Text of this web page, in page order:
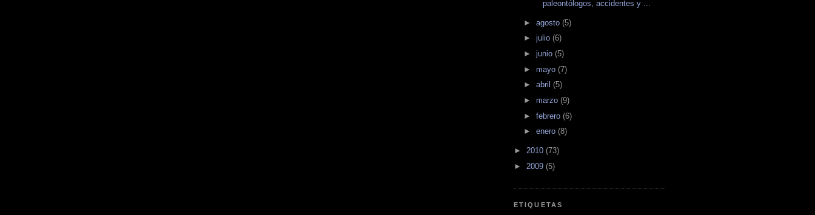
paleontólogos, accidentes y ...
► agosto (5)
► julio (6)
► junio (5)
► mayo (7)
► abril (5)
► marzo (9)
► febrero (6)
► enero (8)
► 2010 (73)
► 2009 (5)
ETIQUETAS